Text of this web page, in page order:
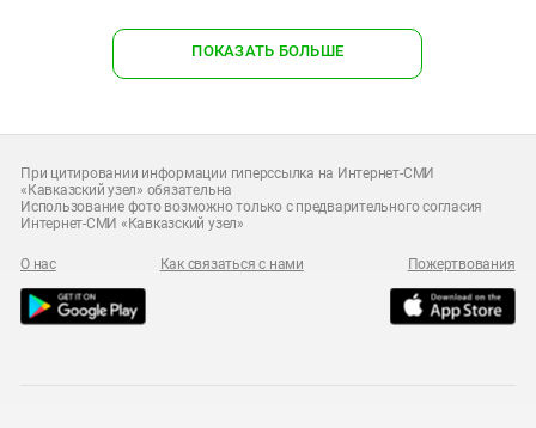
ПОКАЗАТЬ БОЛЬШЕ
При цитировании информации гиперссылка на Интернет-СМИ
«Кавказский узел» обязательна
Использование фото возможно только с предварительного согласия
Интернет-СМИ «Кавказский узел»
О нас Как связаться с нами Пожертвования